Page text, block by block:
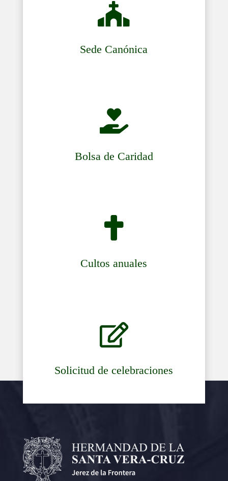

Sede Canónica

Bolsa de Caridad

Cultos anuales

Solicitud de celebraciones